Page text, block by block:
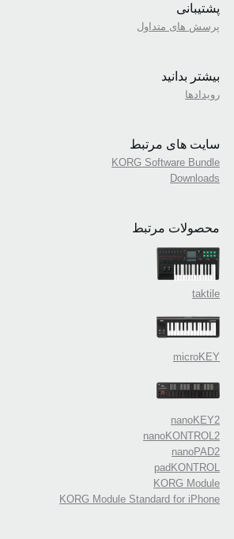
پشتیبانی
پرسش های متداول
بیشتر بدانید
رویدادها
سایت های مرتبط
KORG Software Bundle
Downloads
محصولات مرتبط
taktile
microKEY
nanoKEY2
nanoKONTROL2
nanoPAD2
padKONTROL
KORG Module
KORG Module Standard for iPhone